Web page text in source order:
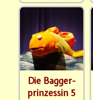
Die Bagger-
prinzessin 5